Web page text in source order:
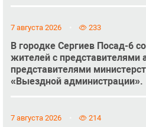
7 августа 2026 233
В городке Сергиев Посад-6
жителей с представителями
представителями
«Выездной администрации».
7 августа 2026 214